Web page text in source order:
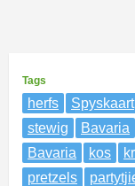
Tags
herfs Spyskaart
stewig
Bavaria
Bavaria
kos
pretzels